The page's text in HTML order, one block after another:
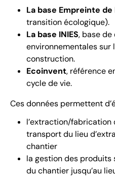
La base Empreinte de
transition écologique).
La base INIES, base de
environnementales sur
construction.
Ecoinvent, référence
cycle de vie.
Ces données permettent
l’extraction/fabrication
transport du lieu
chantier
la gestion des
du chantier jusqu’au